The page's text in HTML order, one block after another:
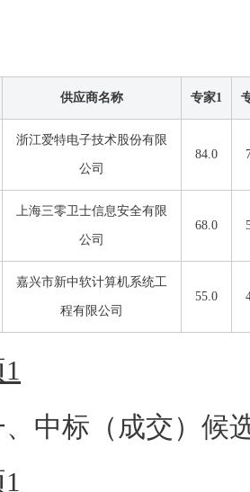
供应商名称 专家1
浙江爱特电子技术股份有限
公司
84.0
上海三零卫士信息安全有限
公司
68.0
嘉兴市新中软计算机系统工
程有限公司
55.0
中标（成交）候